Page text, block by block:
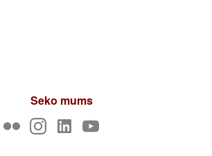
Seko mums